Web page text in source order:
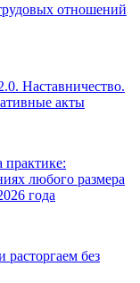
отношений
Наставничество.
акты
любого размера
года
расторгаем без